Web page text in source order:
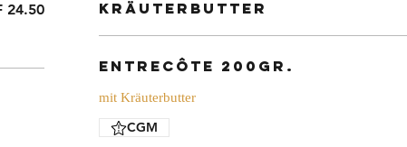
24.50
Kräuterbutter
Entrecôte 200gr.
mit Kräuterbutter
CGM